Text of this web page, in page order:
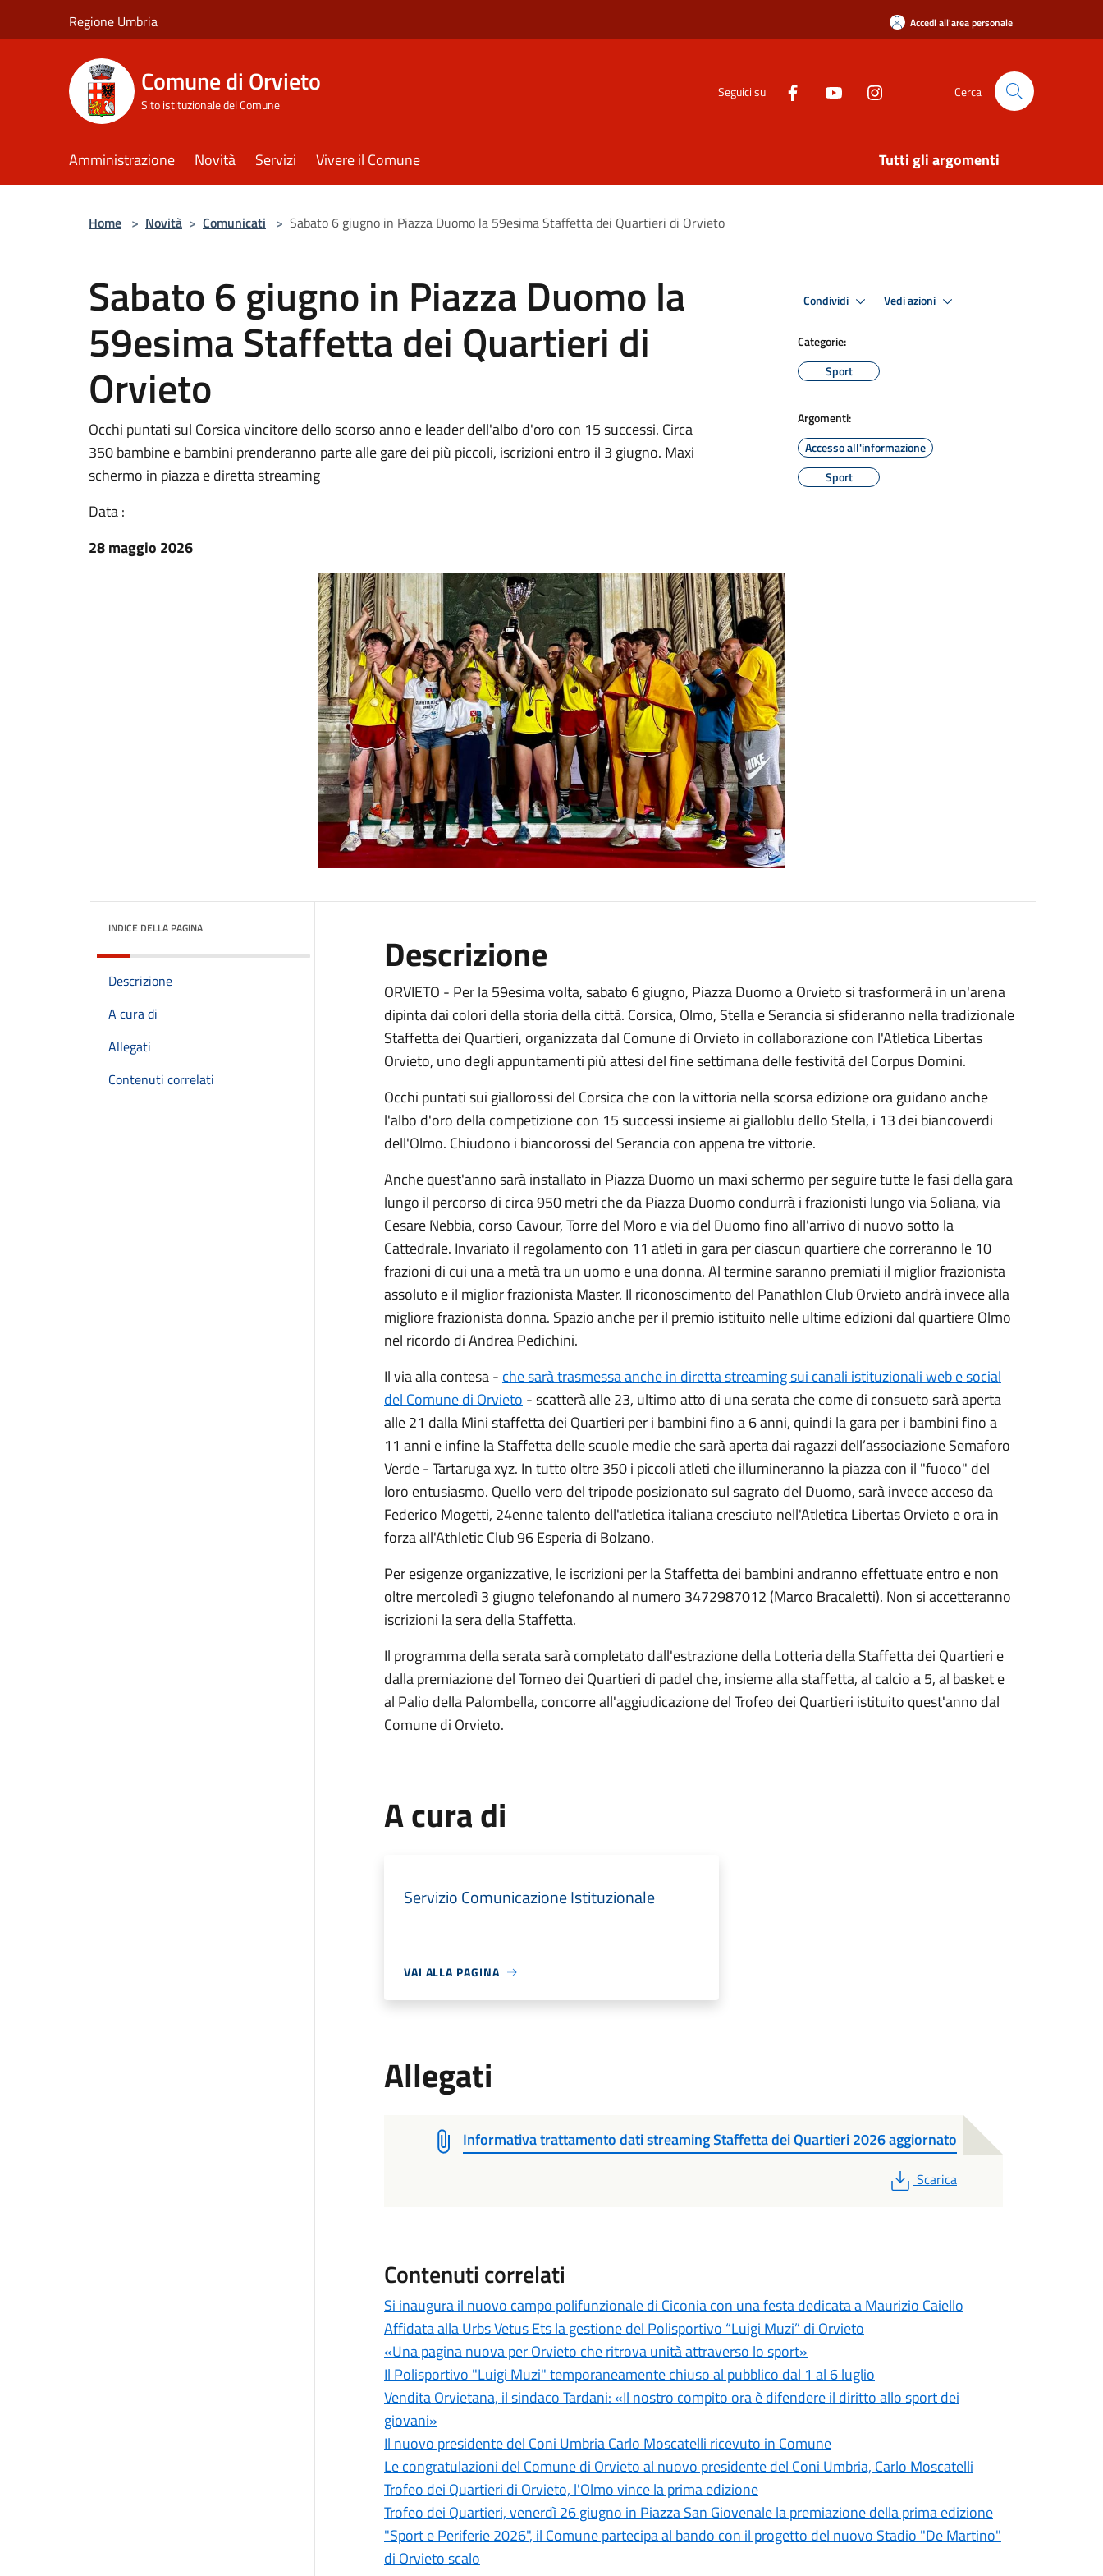
Regione Umbria Accedi all'area personale
Comune di Orvieto
Sito istituzionale del Comune
Seguici su Cerca
Amministrazione Novità Servizi Vivere il Comune Tutti gli argomenti
Home > Novità > Comunicati > Sabato 6 giugno in Piazza Duomo la 59esima Staffetta dei Quartieri di Orvieto
Sabato 6 giugno in Piazza Duomo la
59esima Staffetta dei Quartieri di
Orvieto
Occhi puntati sul Corsica vincitore dello scorso anno e leader dell'albo d'oro con 15 successi. Circa
350 bambine e bambini prenderanno parte alle gare dei più piccoli, iscrizioni entro il 3 giugno. Maxi
schermo in piazza e diretta streaming
Data :
28 maggio 2026
Condividi Vedi azioni
Categorie:
Sport
Argomenti:
Accesso all'informazione
Sport
INDICE DELLA PAGINA
Descrizione
A cura di
Allegati
Contenuti correlati
Descrizione
ORVIETO - Per la 59esima volta, sabato 6 giugno, Piazza Duomo a Orvieto si trasformerà in un'arena
dipinta dai colori della storia della città. Corsica, Olmo, Stella e Serancia si sfideranno nella tradizionale
Staffetta dei Quartieri, organizzata dal Comune di Orvieto in collaborazione con l'Atletica Libertas
Orvieto, uno degli appuntamenti più attesi del fine settimana delle festività del Corpus Domini.
Occhi puntati sui giallorossi del Corsica che con la vittoria nella scorsa edizione ora guidano anche
l'albo d'oro della competizione con 15 successi insieme ai gialloblu dello Stella, i 13 dei biancoverdi
dell'Olmo. Chiudono i biancorossi del Serancia con appena tre vittorie.
Anche quest'anno sarà installato in Piazza Duomo un maxi schermo per seguire tutte le fasi della gara
lungo il percorso di circa 950 metri che da Piazza Duomo condurrà i frazionisti lungo via Soliana, via
Cesare Nebbia, corso Cavour, Torre del Moro e via del Duomo fino all'arrivo di nuovo sotto la
Cattedrale. Invariato il regolamento con 11 atleti in gara per ciascun quartiere che correranno le 10
frazioni di cui una a metà tra un uomo e una donna. Al termine saranno premiati il miglior frazionista
assoluto e il miglior frazionista Master. Il riconoscimento del Panathlon Club Orvieto andrà invece alla
migliore frazionista donna. Spazio anche per il premio istituito nelle ultime edizioni dal quartiere Olmo
nel ricordo di Andrea Pedichini.
Il via alla contesa - che sarà trasmessa anche in diretta streaming sui canali istituzionali web e social
del Comune di Orvieto - scatterà alle 23, ultimo atto di una serata che come di consueto sarà aperta
alle 21 dalla Mini staffetta dei Quartieri per i bambini fino a 6 anni, quindi la gara per i bambini fino a
11 anni e infine la Staffetta delle scuole medie che sarà aperta dai ragazzi dell’associazione Semaforo
Verde - Tartaruga xyz. In tutto oltre 350 i piccoli atleti che illumineranno la piazza con il "fuoco" del
loro entusiasmo. Quello vero del tripode posizionato sul sagrato del Duomo, sarà invece acceso da
Federico Mogetti, 24enne talento dell'atletica italiana cresciuto nell'Atletica Libertas Orvieto e ora in
forza all'Athletic Club 96 Esperia di Bolzano.
Per esigenze organizzative, le iscrizioni per la Staffetta dei bambini andranno effettuate entro e non
oltre mercoledì 3 giugno telefonando al numero 3472987012 (Marco Bracaletti). Non si accetteranno
iscrizioni la sera della Staffetta.
Il programma della serata sarà completato dall'estrazione della Lotteria della Staffetta dei Quartieri e
dalla premiazione del Torneo dei Quartieri di padel che, insieme alla staffetta, al calcio a 5, al basket e
al Palio della Palombella, concorre all'aggiudicazione del Trofeo dei Quartieri istituito quest'anno dal
Comune di Orvieto.
A cura di
Servizio Comunicazione Istituzionale
VAI ALLA PAGINA
Allegati
Informativa trattamento dati streaming Staffetta dei Quartieri 2026 aggiornato
PDF
Scarica
Contenuti correlati
Si inaugura il nuovo campo polifunzionale di Ciconia con una festa dedicata a Maurizio Caiello
Affidata alla Urbs Vetus Ets la gestione del Polisportivo “Luigi Muzi” di Orvieto
«Una pagina nuova per Orvieto che ritrova unità attraverso lo sport»
Il Polisportivo "Luigi Muzi" temporaneamente chiuso al pubblico dal 1 al 6 luglio
Vendita Orvietana, il sindaco Tardani: «Il nostro compito ora è difendere il diritto allo sport dei
giovani»
Il nuovo presidente del Coni Umbria Carlo Moscatelli ricevuto in Comune
Le congratulazioni del Comune di Orvieto al nuovo presidente del Coni Umbria, Carlo Moscatelli
Trofeo dei Quartieri di Orvieto, l'Olmo vince la prima edizione
Trofeo dei Quartieri, venerdì 26 giugno in Piazza San Giovenale la premiazione della prima edizione
"Sport e Periferie 2026", il Comune partecipa al bando con il progetto del nuovo Stadio "De Martino"
di Orvieto scalo